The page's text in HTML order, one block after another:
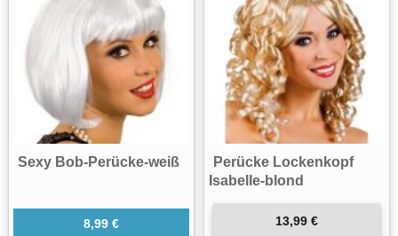
Sexy Bob-Perücke-weiß
8,99 €
Perücke Lockenkopf
Isabelle-blond
13,99 €